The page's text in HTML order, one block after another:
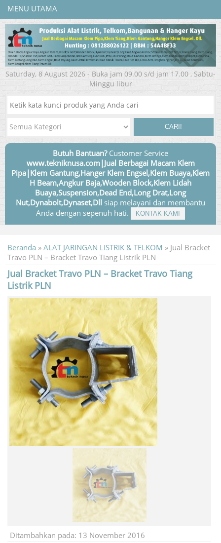
MENU UTAMA
Saturday, 8 August 2026 - Buka jam 09.00 s/d jam 17.00 , Sabtu-
Minggu libur
CARI!
Butuh Bantuan?Customer Service
www.tekniknusa.com|Jual Berbagai Macam Klem
Pipa|Klem Gantung,Hanger Klem Engsel,Klem Buaya,Klem
H Beam,Angkur Baja,Wooden Block,Klem Lidah
Buaya,Suspension,Dead End,Long Drat,Long
Nut,Dynabolt,Dynaset,Dll siap melayani dan membantu
Anda dengan sepenuh hati.
KONTAK KAMI
Beranda » ALAT JARINGAN LISTRIK & TELKOM » Jual Bracket
Travo PLN – Bracket Travo Tiang Listrik PLN
Jual Bracket Travo PLN – Bracket Travo Tiang
Listrik PLN
Ditambahkan pada: 13 November 2016